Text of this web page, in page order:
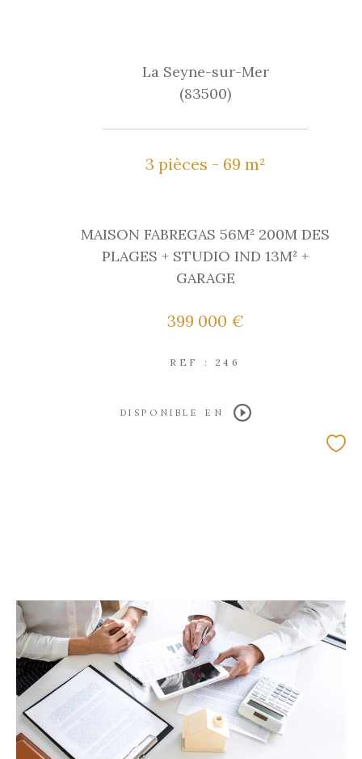
La Seyne-sur-Mer
(83500)
3 pièces - 69 m²
MAISON FABREGAS 56M² 200M DES
PLAGES + STUDIO IND 13M² +
GARAGE
399 000 €
REF : 246
DISPONIBLE EN